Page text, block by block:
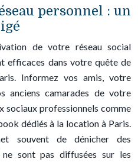
personnel : un
de votre réseau social
efficaces dans votre quête de
Informez vos amis, votre
anciens camarades de votre
sociaux professionnels comme
dédiés à la location à Paris.
souvent de dénicher des
sont pas diffusées sur les